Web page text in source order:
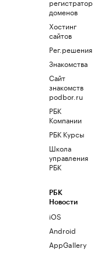
доменов
Хостинг
сайтов
Рег.решения
Знакомства
Сайт
знакомств
podbor.ru
РБК
Компании
РБК Курсы
Школа
управления
РБК
РБК
Новости
iOS
Android
AppGallery